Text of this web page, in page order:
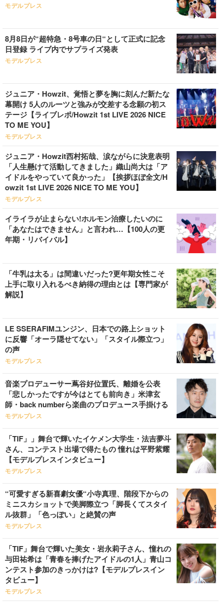
モデルプレス
8月8日が“超特急・8号車の日“として正式に記念
日登録 ライブ内でサプライズ発表
モデルプレス
ジュニア・Howzit、覚悟と夢を胸に刻んだ新たな
幕開け 5人のルーツと強みが交差する念願の初ス
テージ【ライブレポ/Howzit 1st LIVE 2026 NICE
TO ME YOU】
モデルプレス
ジュニア・Howzit西村拓哉、涙ながらに決意表明
「人生懸けて活動してきました」織山尚大は「ア
イドルをやっていて良かった」【挨拶ほぼ全文/H
owzit 1st LIVE 2026 NICE TO ME YOU】
モデルプレス
イライラが止まらない!ホルモン治療したいのに
「あなたはできません」と言われ…【100人の更
年期・リバイバル】
「牛乳は太る」は間違いだった?更年期女性こそ
上手に取り入れるべき納得の理由とは【専門家が
解説】
LE SSERAFIMユンジン、日本での路上ショット
に反響「オーラ隠せてない」「スタイル際立つ」
の声
モデルプレス
音楽プロデューサー蔦谷好位置氏、離婚を公表
「悲しかったですが今はとても前向き」米津玄
師・back numberら楽曲のプロデュース手掛ける
モデルプレス
「TIF」」舞台で輝いたイケメン大学生・法吉夢斗
さん、コンテスト出場で得たもの 憧れは平野紫耀
【モデルプレスインタビュー】
モデルプレス
“可愛すぎる新喜劇女優“小寺真理、階段下からの
ミニスカショットで美脚際立つ「脚長くてスタイ
ル抜群」「色っぽい」と絶賛の声
モデルプレス
「TIF」舞台で輝いた美女・岩永莉子さん、憧れの
与田祐希は「青春を捧げたアイドルの1人」青山コ
ンテスト参加のきっかけは?【モデルプレスイン
タビュー】
モデルプレス